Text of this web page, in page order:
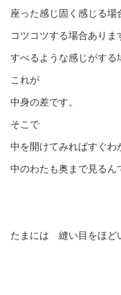
座った感じ固く感じる場
コツコツする場合ありま
すべるような感じがする
これが
中身の差です。
そこで
中を開けてみればすぐわ
中のわたも奥まで見るん
たまには 縫い目をほど